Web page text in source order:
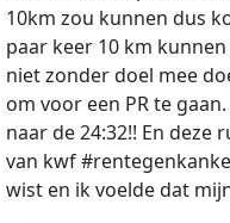
10km zou kunnen dus
paar keer 10 km
niet zonder doel mee
om voor een PR te
naar de 24:32!! En
van kwf
wist en ik voelde dat